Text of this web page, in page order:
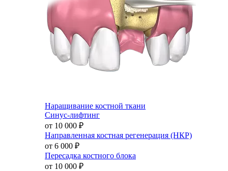
Наращивание костной ткани
Синус-лифтинг
от 10 000 ₽
Направленная костная регенерация (НКР)
от 6 000 ₽
Пересадка костного блока
от 10 000 ₽